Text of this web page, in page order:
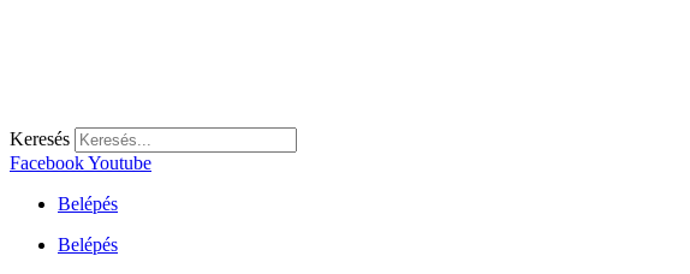
Keresés
FacebookYoutube
Belépés
Belépés